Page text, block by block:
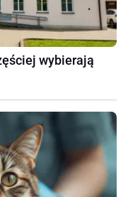
wybierają